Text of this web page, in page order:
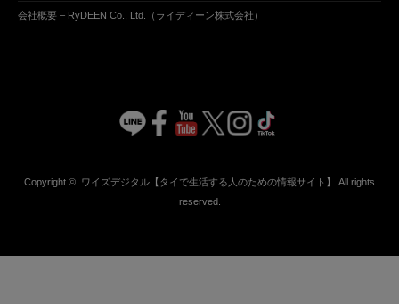
会社概要 – RyDEEN Co., Ltd.（ライディーン株式会社）
Copyright © ワイズデジタル【タイで生活する人のための情報サイト】
All rights
reserved.